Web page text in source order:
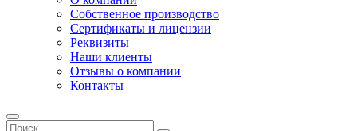
Собственное производство
Сертификаты и лицензии
Реквизиты
Наши клиенты
Отзывы о компании
Контакты